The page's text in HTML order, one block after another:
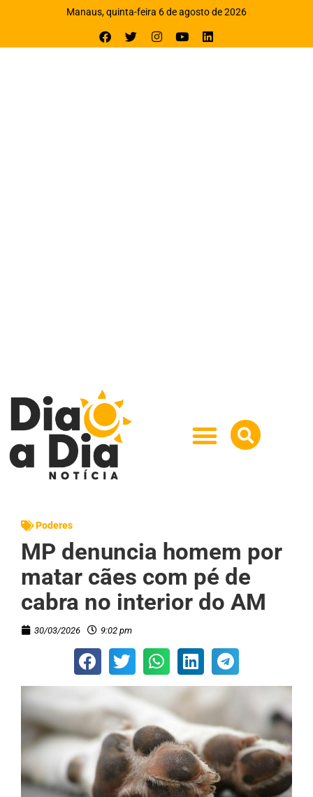
Manaus, quinta-feira 6 de agosto de 2026
Poderes
MP denuncia homem por
matar cães com pé de
cabra no interior do AM
30/03/2026 9:02 pm